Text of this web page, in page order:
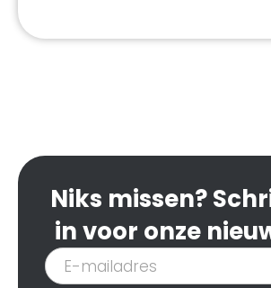
Niks missen?
in voor onze
Inschrijven
nieuwsbrief